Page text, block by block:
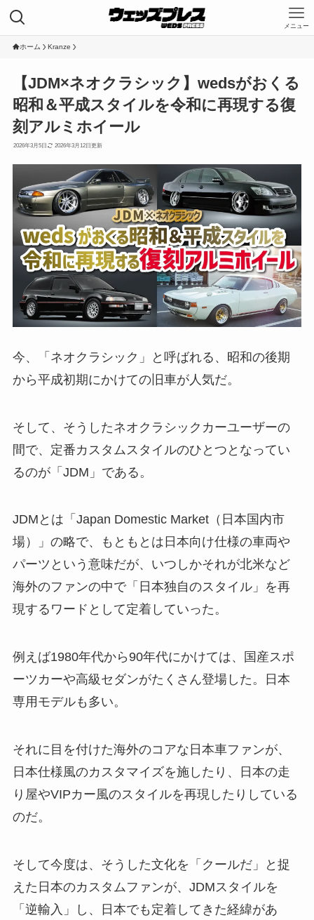
コーポレートサイト
Kranze LEONIS MAVERICK WEDS ADVENTURE
WedsSport ホイールの知識 モータースポーツ
Tags
DLラブカWinmaXスイフト
JAF 全日本ダートトライアル選手権
Kranze LEONIS LEONIS NAVIA
MAVERICK MUD VANCE
NOVARIS RACE REPORT
WEDS ADVENTURE
アルファード／ヴェルファイア
クラウン クラウンエステート
サーキットパーク切谷
シビック ジムニー
スポーツカー スーパー耐久
ホイールの基礎知識 ホイールの選び方
ミニバン モータスポーツ
モータースポーツ ランクル
旧車 浅野レーシングサービス
青山学院大学自動車部耐久チーム
メニュー
ホーム Kranze
【JDM×ネオクラシック】wedsがおくる
昭和＆平成スタイルを令和に再現する復
刻アルミホイール
2026年3月5日 2026年3月12日
今、「ネオクラシック」と呼ばれる、昭和の後期
から平成初期にかけての旧車が人気だ。
そして、そうしたネオクラシックカーユーザーの
間で、定番カスタムスタイルのひとつとなってい
るのが「JDM」である。
JDMとは「Japan Domestic Market（日本国内市
場）」の略で、もともとは日本向け仕様の車両や
パーツという意味だが、いつしかそれが北米など
海外のファンの中で「日本独自のスタイル」を再
現するワードとして定着していった。
例えば1980年代から90年代にかけては、国産スポ
ーツカーや高級セダンがたくさん登場した。日本
専用モデルも多い。
それに目を付けた海外のコアな日本車ファンが、
日本仕様風のカスタマイズを施したり、日本の走
り屋やVIPカー風のスタイルを再現したりしている
のだ。
そして今度は、そうした文化を「クールだ」と捉
えた日本のカスタムファンが、JDMスタイルを
「逆輸入」し、日本でも定着してきた経緯があ